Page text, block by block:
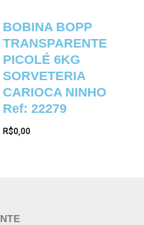
BOBINA BOPP
TRANSPARENTE
PICOLÉ 6KG
SORVETERIA
CARIOCA NINHO
Ref: 22279
R$0,00